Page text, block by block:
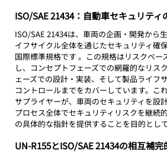
ISO/SAE 21434：自動車セキュリティ
ISO/SAE 21434は、車両の企画・開発から
イフサイクル全体を通じたセキュリティ確
国際標準規格です 。この規格はリスクベー
し、コンセプトフェーズでの網羅的なリス
ェーズでの設計・実装、そして製品ライフ
コントロールまでをカバーしています。こ
サプライヤーが、車両のセキュリティを設
プロセス全体でセキュリティリスクを継続
の具体的な指針を提供することを目的として
UN-R155とISO/SAE 21434の相互補